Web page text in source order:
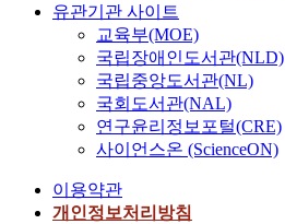
유관기관 사이트
교육부(MOE)
국립장애인도서관(NLD)
국립중앙도서관(NL)
국회도서관(NAL)
연구윤리정보포털(CRE)
사이언스온 (ScienceON)
이용약관
개인정보처리방침